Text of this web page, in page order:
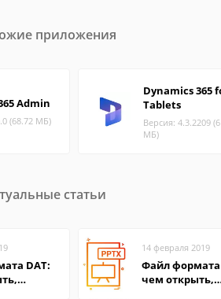
приложения
Admin
(68.72 МБ)
Dynamics 365
Tablets
Версия: 4.3.2209
МБ)
статьи
DAT:
14 февраля 2019
Файл
чем открыть,